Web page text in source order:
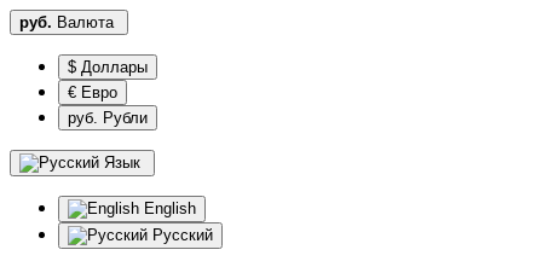
руб. Валюта
$ Доллары
€ Евро
руб. Рубли
Язык
English
Русский